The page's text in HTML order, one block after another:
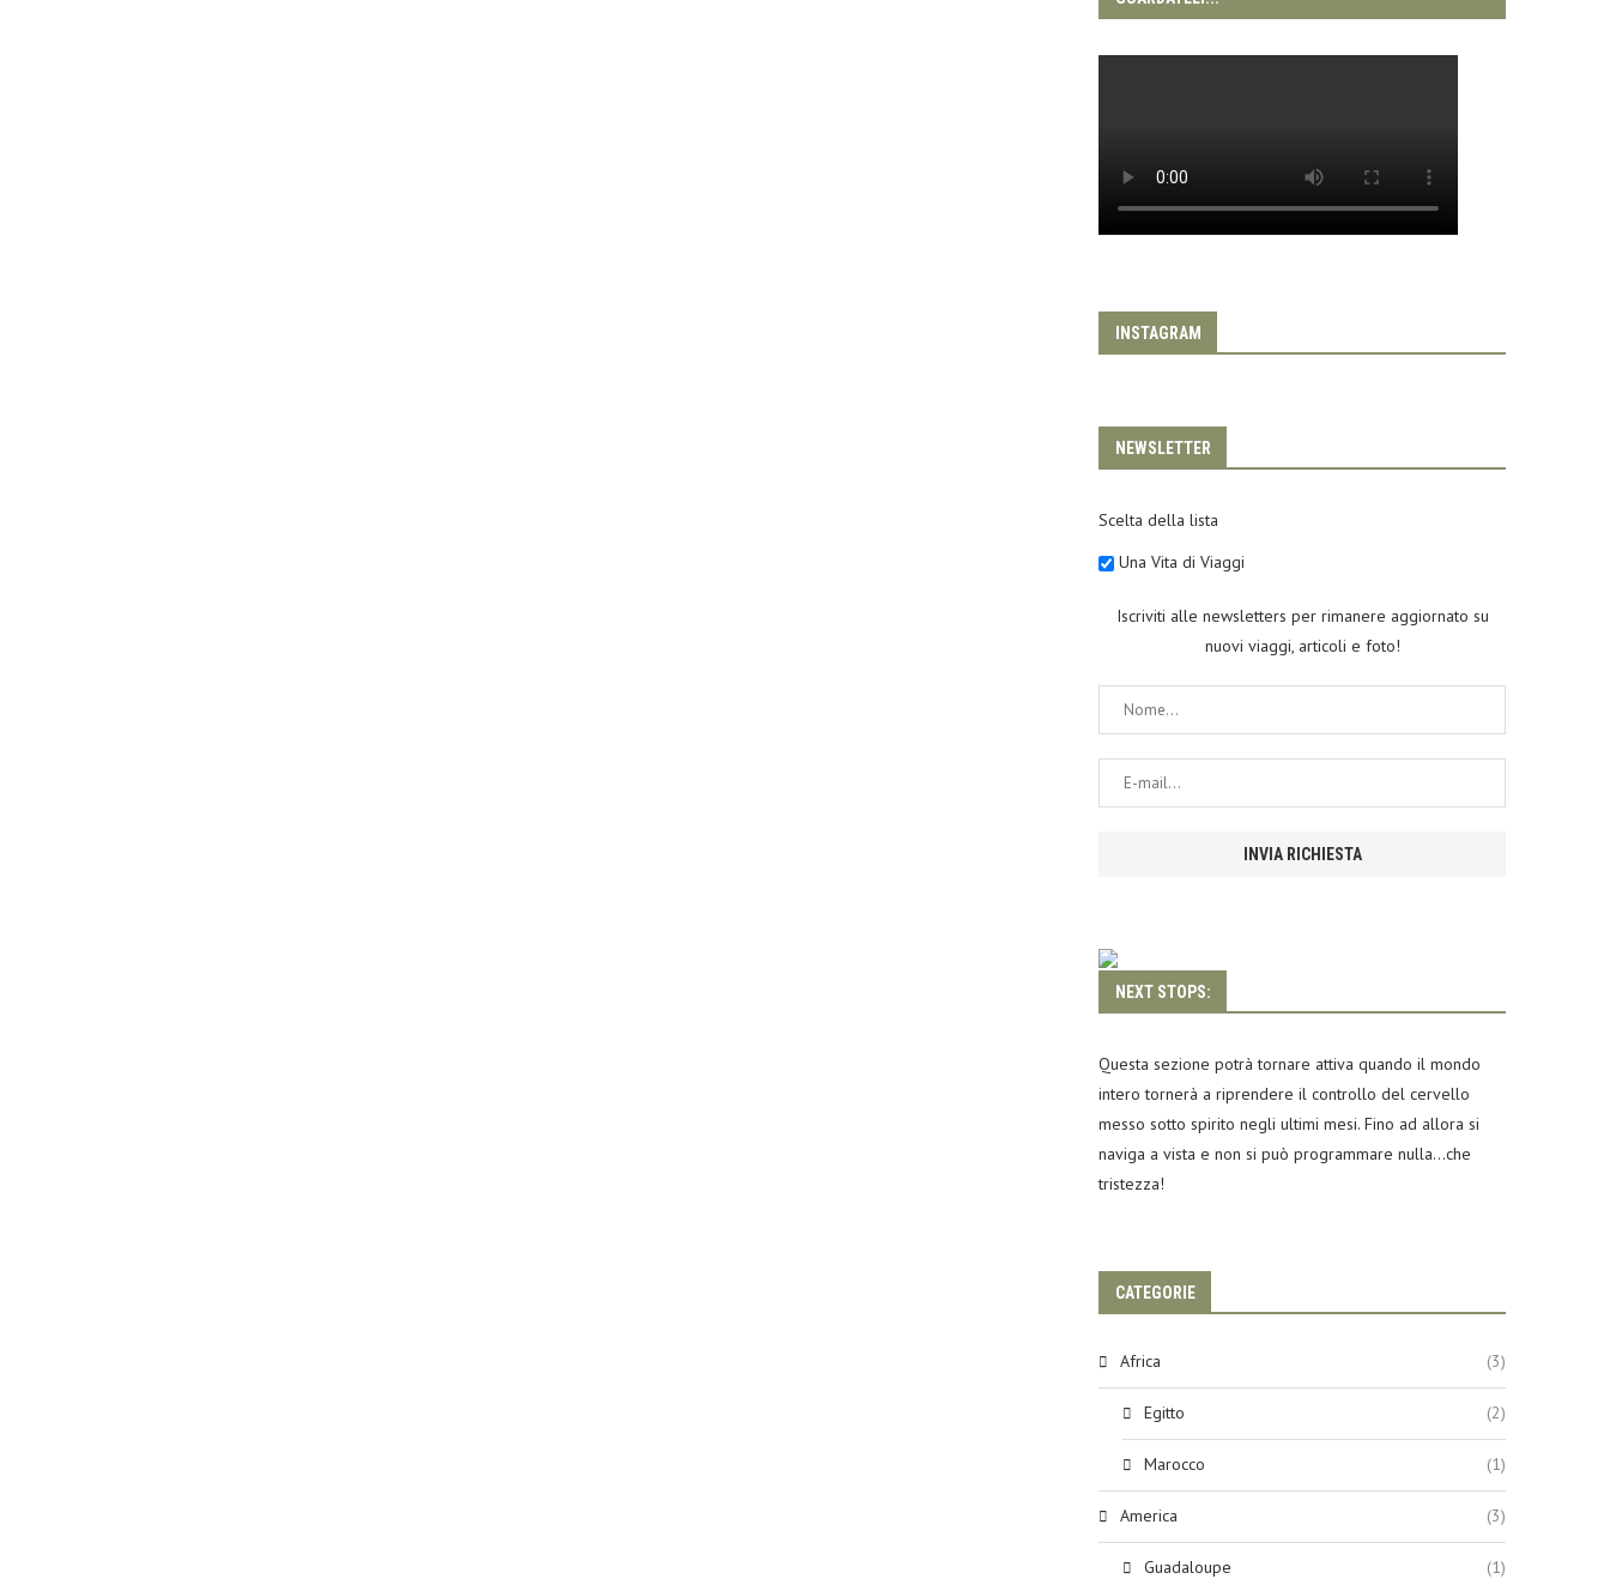
INSTAGRAM
NEWSLETTER
Scelta della lista
Una Vita di Viaggi
Iscriviti alle newsletters per rimanere aggiornato su
nuovi viaggi, articoli e foto!
NEXT STOPS:
Questa sezione potrà tornare attiva quando il mondo
intero tornerà a riprendere il controllo del cervello
messo sotto spirito negli ultimi mesi. Fino ad allora si
naviga a vista e non si può programmare nulla…che
tristezza!
CATEGORIE
Africa (3)
Egitto (2)
Marocco (1)
America (3)
Guadaloupe (1)